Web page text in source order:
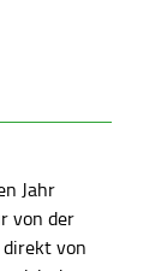
Jahr
von der
direkt von